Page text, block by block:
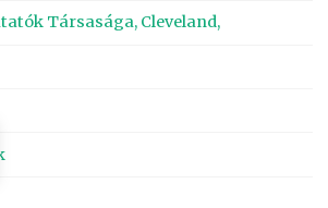
Társasága, Cleveland,